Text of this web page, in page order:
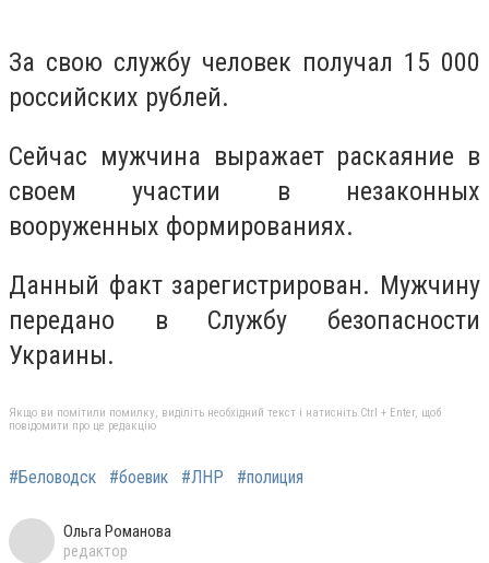
За свою службу человек получал 15 000
российских рублей.
Сейчас мужчина выражает раскаяние в
своем участии в незаконных
вооруженных формированиях.
Данный факт зарегистрирован. Мужчину
передано в Службу безопасности
Украины.
Якщо ви помітили помилку, виділіть необхідний текст і натисніть Ctrl + Enter, щоб
повідомити про це редакцію
#Беловодск #боевик #ЛНР #полиция
Ольга Романова
редактор